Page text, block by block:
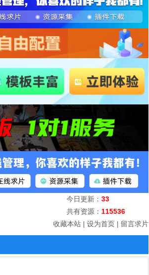
今日更新： 33
共有资源： 115536
收藏本站 | 设为首页 | 留言求片